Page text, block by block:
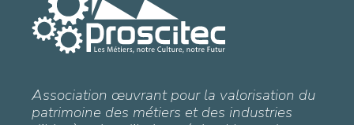
Association œuvrant pour la valorisation du
patrimoine des métiers et des industries